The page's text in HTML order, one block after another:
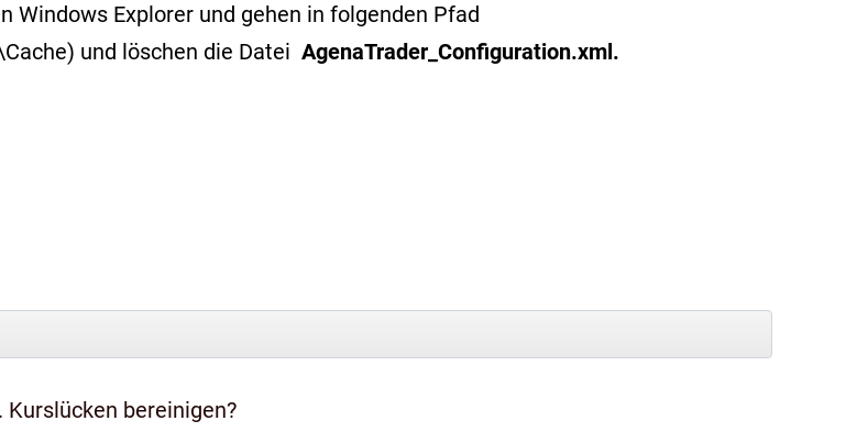
Windows Explorer und gehen in folgenden Pfad
und löschen die Datei AgenaTrader_Configuration.xml.
bereinigen?